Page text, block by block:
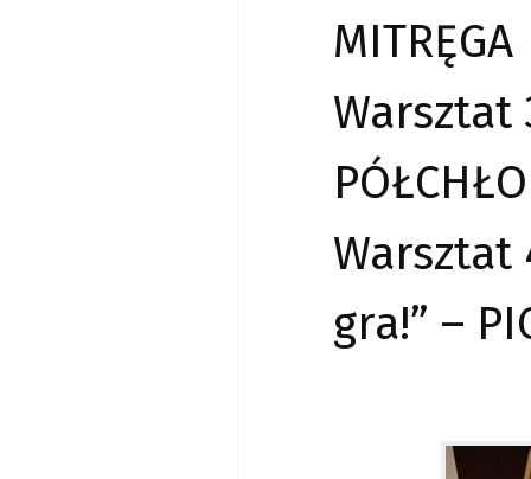
MITRĘGA
Warsztat
Warsztat
gra!” –